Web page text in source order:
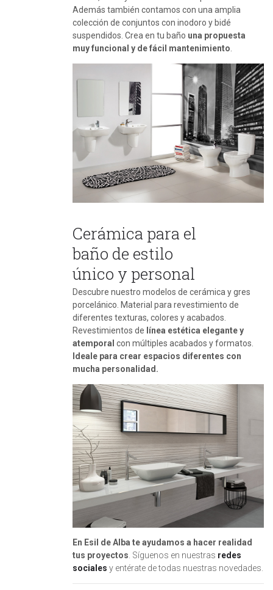
Además también contamos con una amplia
colección de conjuntos con inodoro y bidé
suspendidos. Crea en tu baño una propuesta
muy funcional y de fácil mantenimiento
Cerámica para el
baño de estilo
único y personal
Descubre nuestro modelos de cerámica y gres
porcelánico. Material para revestimiento de
diferentes texturas, colores y acabados.
Revestimientos de línea estética elegante y
atemporal con múltiples acabados y formatos.
Ideale para crear espacios diferentes con
mucha personalidad.
En Esil de Alba te ayudamos a hacer realidad
tus proyectos. Síguenos en nuestras redes
sociales y entérate de todas nuestras novedades.